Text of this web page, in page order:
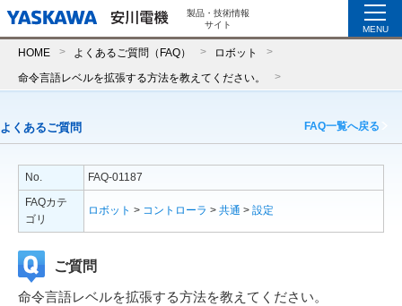
製品・技術情報
サイト
MENU
HOME よくあるご質問（FAQ） ロボット
命令言語レベルを拡張する方法を教えてください。
よくあるご質問 FAQ一覧へ戻る
No.
FAQ-01187
FAQカテ
ゴリ
ロボット > コントローラ > 共通 > 設定
ご質問
命令言語レベルを拡張する方法を教えてください。